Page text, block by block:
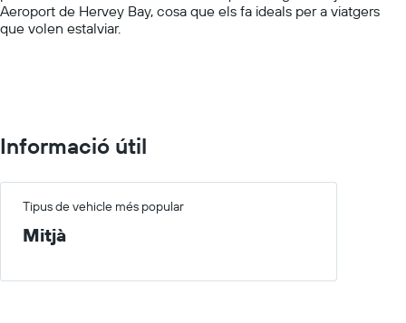
values.
Range:
Aeroport de Hervey Bay, cosa que els fa ideals per a viatgers
que volen estalviar.
Informació útil
Tipus de vehicle més popular
Mitjà